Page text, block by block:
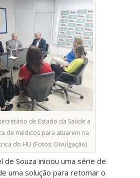
de Estado da Saúde a
de médicos para atuarem na
do HU (Fotos: Divulgação)
Souza iniciou uma série de
uma solução para retomar o